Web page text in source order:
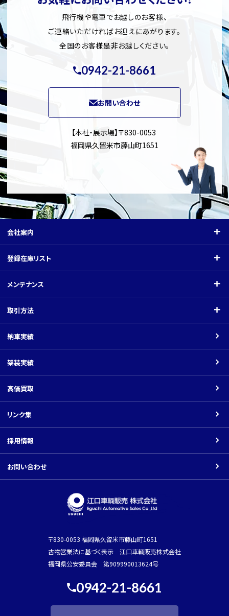
飛行機や電車でお越しのお客様、
ご連絡いただければお迎えにあがります。
全国のお客様是非お越しください。
0942-21-8661
お問い合わせ
【本社・展示場】〒830-0053
福岡県久留米市藤山町1651
会社案内
会社案内
会社概要
登録在庫リスト
登録在庫リスト
クレーン付（中型）
車載車
ダンプ
その他の車種
メンテナンス
メンテナンス
架装工場
取引方法
取引方法
ネットでのお取引の場合
振込先口座
納車実績
架装実績
高価買取
リンク集
採用情報
お問い合わせ
〒830-0053 福岡県久留米市藤山町1651
古物営業法に基づく表示 江口車輌販売株式会社
福岡県公安委員会 第909990013624号
0942-21-8661